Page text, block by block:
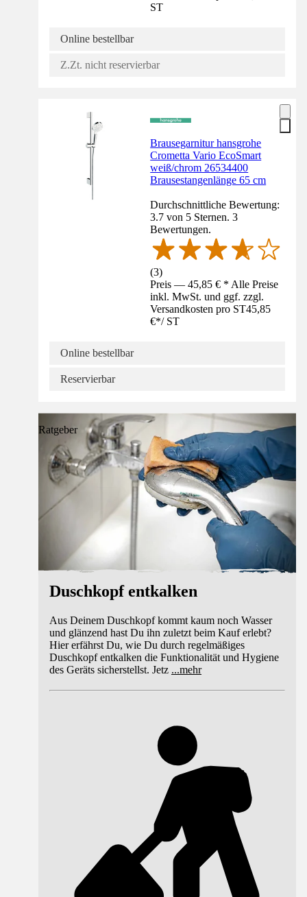
ST
Online bestellbar
Z.Zt. nicht reservierbar
Brausegarnitur hansgrohe
Crometta Vario EcoSmart
weiß/chrom 26534400
Brausestangenlänge 65 cm
Durchschnittliche Bewertung:
3.7 von 5 Sternen. 3
Bewertungen.
(3)
Preis — 45,85 € * Alle Preise
inkl. MwSt. und ggf. zzgl.
Versandkosten pro ST45,85
€*/ ST
Online bestellbar
Reservierbar
Ratgeber
Duschkopf entkalken
Aus Deinem Duschkopf kommt kaum noch Wasser
und glänzend hast Du ihn zuletzt beim Kauf erlebt?
Hier erfährst Du, wie Du durch regelmäßiges
Duschkopf entkalken die Funktionalität und Hygiene
des Geräts sicherstellst. Jetz ...mehr